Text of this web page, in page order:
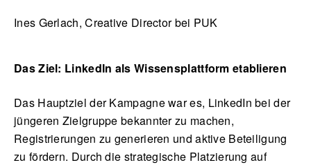
Ines Gerlach, Creative Director bei PUK
Das Ziel: LinkedIn als Wissensplattform etablieren
Das Hauptziel der Kampagne war es, LinkedIn bei der
jüngeren Zielgruppe bekannter zu machen,
Registrierungen zu generieren und aktive Beteiligung
zu fördern. Durch die strategische Platzierung auf